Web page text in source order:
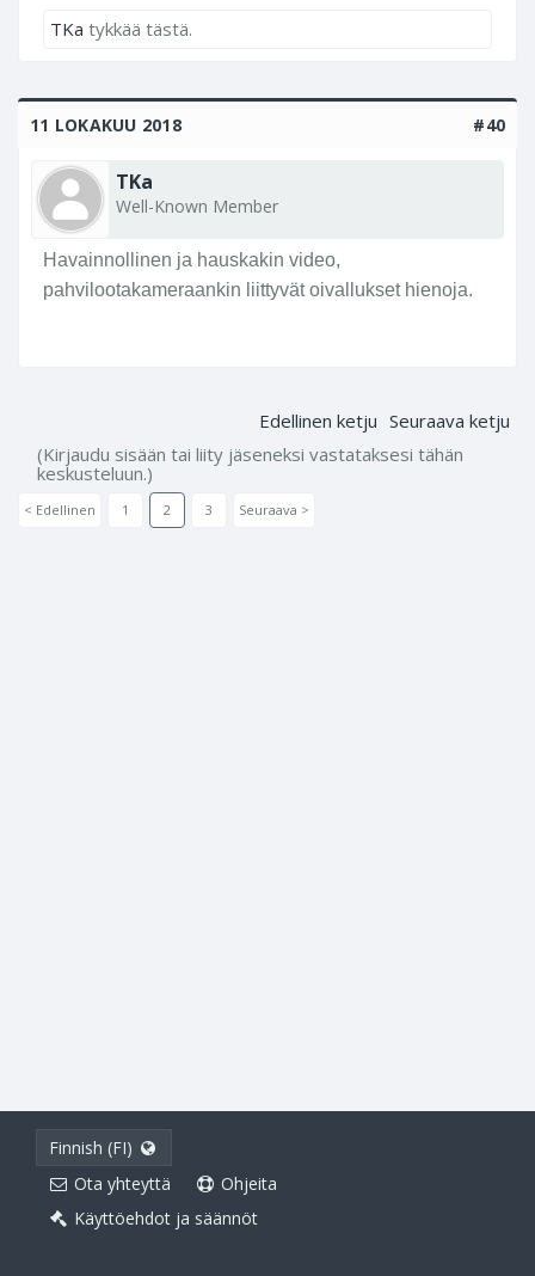
TKa tykkää tästä.
11 LOKAKUU 2018 #40
TKa
Well-Known Member
Havainnollinen ja hauskakin video,
pahvilootakameraankin liittyvät oivallukset hienoja.
Edellinen ketju Seuraava ketju
(Kirjaudu sisään tai liity jäseneksi vastataksesi tähän
keskusteluun.)
< Edellinen 1 2 3 Seuraava >
Finnish (FI)
Ota yhteyttä
Ohjeita
Käyttöehdot ja säännöt